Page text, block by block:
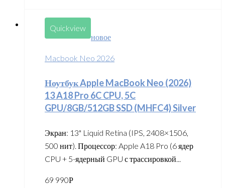
Quickview
новое
Macbook Neo 2026
Ноутбук Apple MacBook Neo (2026)
13 A18 Pro 6C CPU, 5C
GPU/8GB/512GB SSD (MHFC4) Silver
Экран: 13" Liquid Retina (IPS, 2408×1506,
500 нит). Процессор: Apple A18 Pro (6 ядер
CPU + 5-ядерный GPU с трассировкой...
69 990Р